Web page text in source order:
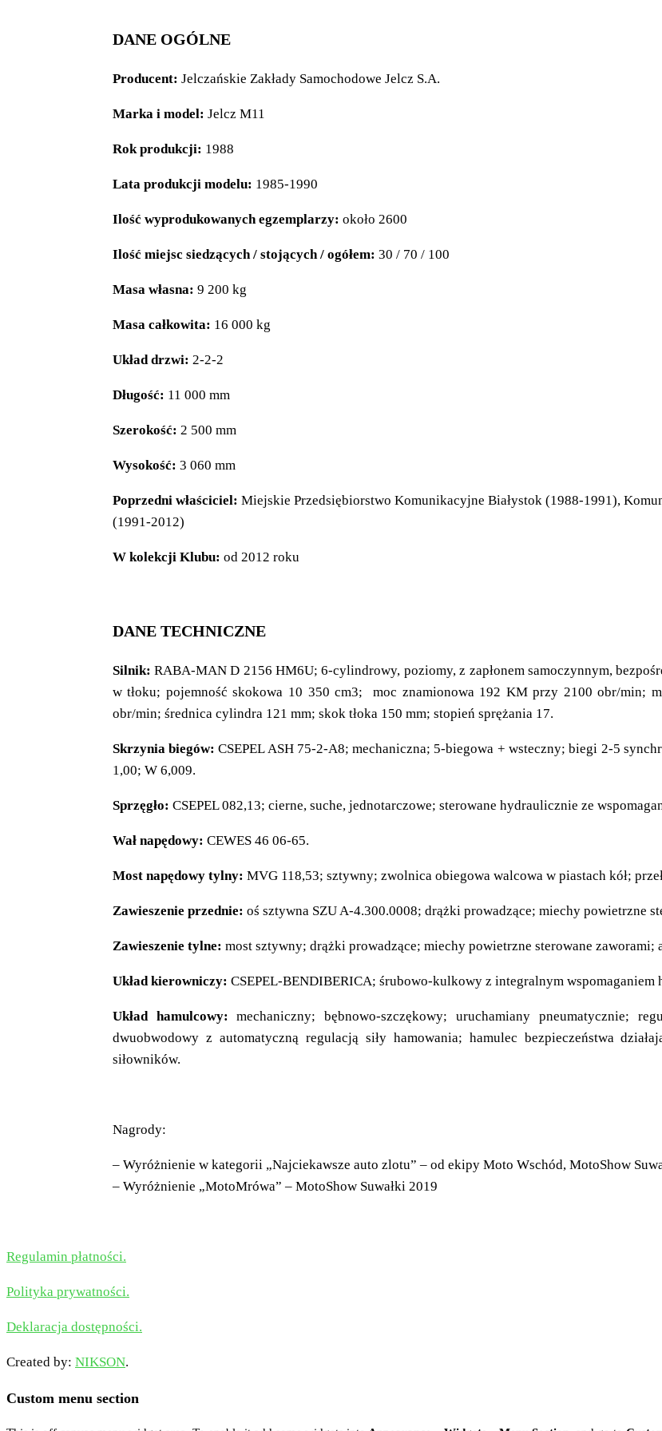
DANE OGÓLNE
Producent: Jelczańskie Zakłady Samochodowe Jelcz S.A.
Marka i model: Jelcz M11
Rok produkcji: 1988
Lata produkcji modelu: 1985-1990
Ilość wyprodukowanych egzemplarzy: około 2600
Ilość miejsc siedzących / stojących / ogółem: 30 / 70 / 100
Masa własna: 9 200 kg
Masa całkowita: 16 000 kg
Układ drzwi: 2-2-2
Długość: 11 000 mm
Szerokość: 2 500 mm
Wysokość: 3 060 mm
Poprzedni właściciel: Miejskie Przedsiębiorstwo Komunikacyjne Białystok (1988-1991),
(1991-2012)
W kolekcji Klubu: od 2012 roku
DANE TECHNICZNE
Silnik: RABA-MAN D 2156 HM6U; 6-cylindrowy, poziomy, z zapłonem samoczynnym,
w tłoku; pojemność skokowa 10 350 cm3; moc znamionowa 192 KM przy 2100 obr/min;
obr/min; średnica cylindra 121 mm; skok tłoka 150 mm; stopień sprężania 17.
Skrzynia biegów: CSEPEL ASH 75-2-A8; mechaniczna; 5-biegowa + wsteczny; biegi 2-5
1,00; W 6,009.
Sprzęgło: CSEPEL 082,13; cierne, suche, jednotarczowe; sterowane hydraulicznie ze
Wał napędowy: CEWES 46 06-65.
Most napędowy tylny: MVG 118,53; sztywny; zwolnica obiegowa walcowa w piastach kół;
Zawieszenie przednie: oś sztywna SZU A-4.300.0008; drążki prowadzące; miechy powietrzne
Zawieszenie tylne: most sztywny; drążki prowadzące; miechy powietrzne sterowane zaworami;
Układ kierowniczy: CSEPEL-BENDIBERICA; śrubowo-kulkowy z integralnym wspomaganiem
Układ hamulcowy: mechaniczny; bębnowo-szczękowy; uruchamiany pneumatycznie;
dwuobwodowy z automatyczną regulacją siły hamowania; hamulec bezpieczeństwa
siłowników.
Nagrody:
– Wyróżnienie w kategorii „Najciekawsze auto zlotu” – od ekipy Moto Wschód, MotoShow
– Wyróżnienie „MotoMrówa” – MotoShow Suwałki 2019
Regulamin płatności.
Polityka prywatności.
Deklaracja dostępności.
Created by: NIKSON.
Custom menu section